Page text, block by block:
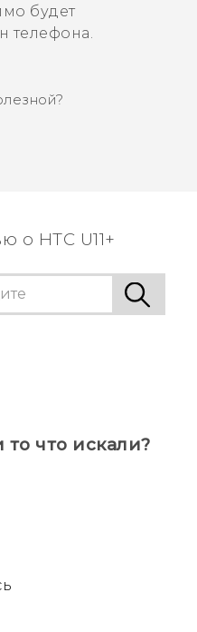
будет
телефона.
о HTC U11+
что искали?